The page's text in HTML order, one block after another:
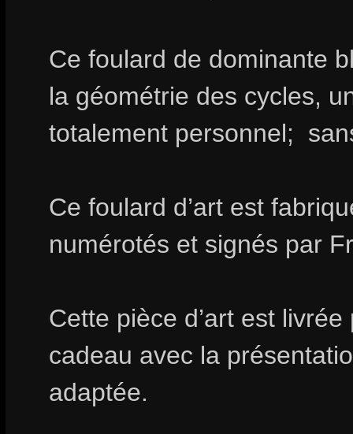
Ce foulard de dominante
la géométrie des cycles,
totalement personnel;
Ce foulard d’art est
numérotés et signés par
Cette pièce d’art est
cadeau avec la
adaptée.